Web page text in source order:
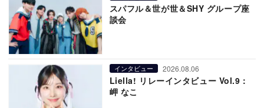
スパフル＆世が世＆SHY グループ座
談会
インタビュー 2026.08.06
Liella! リレーインタビュー Vol.9：
岬 なこ